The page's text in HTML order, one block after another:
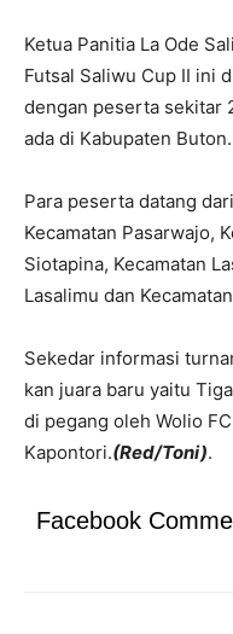
Ketua Panitia La Ode
Futsal Saliwu Cup II ini
dengan peserta sekitar
ada di Kabupaten Buton.
Para peserta datang
Kecamatan Pasarwajo,
Siotapina, Kecamatan
Lasalimu dan
Sekedar informasi
kan juara baru yaitu
di pegang oleh Wolio
Kapontori.(Red/Toni).
Facebook